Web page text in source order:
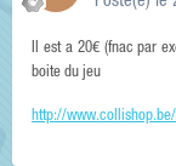
Il est a 20€ (fnac par
boite du jeu
http://